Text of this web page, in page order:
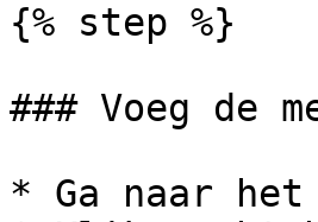
{% step %}
### Voeg de
* Ga naar het